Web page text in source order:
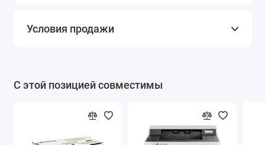
Условия продажи
С этой позицией совместимы